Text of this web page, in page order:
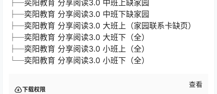
├─奕阳教育 分享阅读3.0 中班上缺家园
├─奕阳教育 分享阅读3.0 中班下缺家园
├─奕阳教育 分享阅读3.0 大班上（家园联系卡缺页）
├─奕阳教育 分享阅读3.0 大班下（全）
├─奕阳教育 分享阅读3.0 小班上（全）
└─奕阳教育 分享阅读3.0 小班下（全）
下载权限
查看